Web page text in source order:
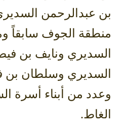
بن عبدالرحمن
منطقة الجوف سابقاً
السديري ونايف بن
السديري وسلطان بن
وعدد من أبناء أسرة
الغاط.